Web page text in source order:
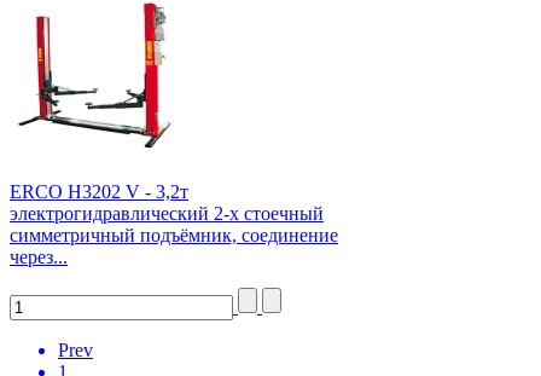
ERCO H3202 V - 3,2т
электрогидравлический 2-х стоечный
симметричный подъёмник, соединение
через...
Prev
1